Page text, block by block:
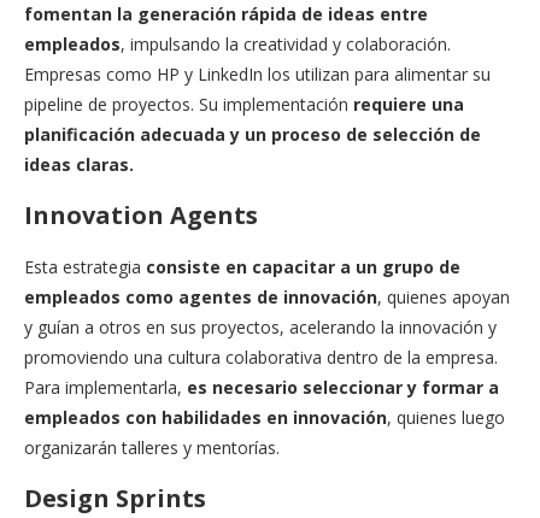
fomentan la generación rápida de ideas entre
empleados, impulsando la creatividad y colaboración.
Empresas como HP y LinkedIn los utilizan para alimentar su
pipeline de proyectos. Su implementación requiere una
planificación adecuada y un proceso de selección de
ideas claras.
Innovation Agents
Esta estrategia consiste en capacitar a un grupo de
empleados como agentes de innovación, quienes apoyan
y guían a otros en sus proyectos, acelerando la innovación y
promoviendo una cultura colaborativa dentro de la empresa.
Para implementarla, es necesario seleccionar y formar a
empleados con habilidades en innovación, quienes luego
organizarán talleres y mentorías.
Design Sprints